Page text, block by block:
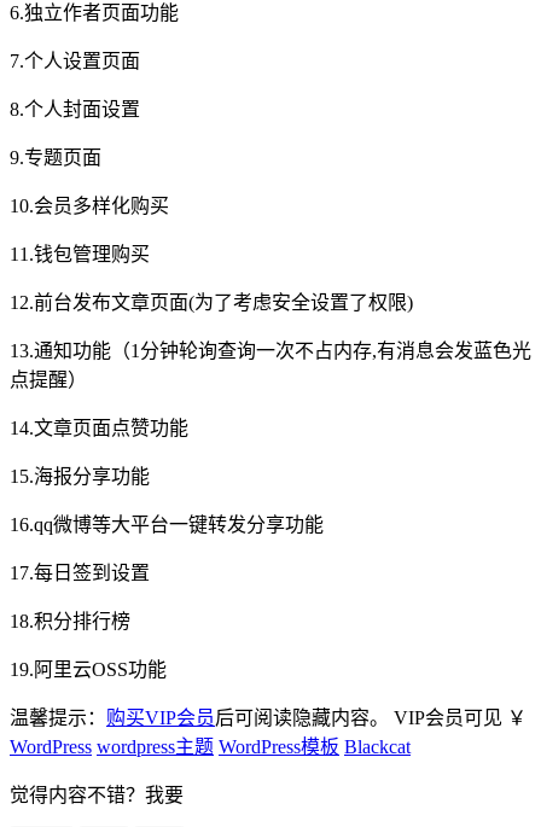
6.独立作者页面功能
7.个人设置页面
8.个人封面设置
9.专题页面
10.会员多样化购买
11.钱包管理购买
12.前台发布文章页面(为了考虑安全设置了权限)
13.通知功能（1分钟轮询查询一次不占内存,有消息会发蓝色光
点提醒）
14.文章页面点赞功能
15.海报分享功能
16.qq微博等大平台一键转发分享功能
17.每日签到设置
18.积分排行榜
19.阿里云OSS功能
温馨提示： 购买VIP会员后可阅读隐藏内容。 VIP会员可见 ￥
WordPress wordpress主题 WordPress模板 Blackcat
觉得内容不错？我要